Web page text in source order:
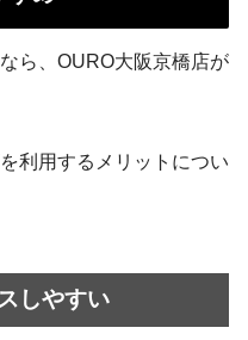
ら、OURO大阪京橋店が
利用するメリットについ
しやすい